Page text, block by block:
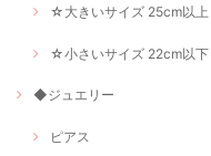
☆大きいサイズ 25cm以上
☆小さいサイズ 22cm以下
◆ジュエリー
ピアス